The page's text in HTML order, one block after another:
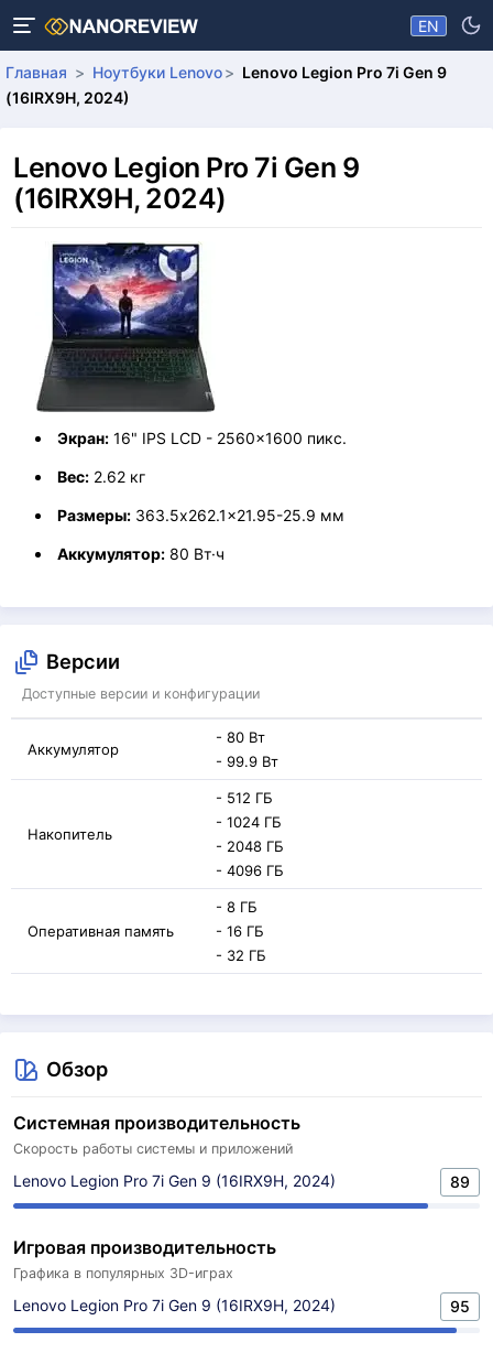
EN
Главная Ноутбуки Lenovo
Lenovo Legion Pro 7i Gen 9
(16IRX9H, 2024)
Lenovo Legion Pro 7i Gen 9
(16IRX9H, 2024)
Экран: 16" IPS LCD - 2560x1600 пикс.
Вес: 2.62 кг
Размеры: 363.5x262.1x21.95-25.9 мм
Аккумулятор: 80 Вт·ч
Версии
Доступные версии и конфигурации
Аккумулятор
- 80 Вт
- 99.9 Вт
Накопитель
- 512 ГБ
- 1024 ГБ
- 2048 ГБ
- 4096 ГБ
Оперативная память
- 8 ГБ
- 16 ГБ
- 32 ГБ
Обзор
Системная производительность
Скорость работы системы и приложений
Lenovo Legion Pro 7i Gen 9 (16IRX9H, 2024) 89
Игровая производительность
Графика в популярных 3D-играх
Lenovo Legion Pro 7i Gen 9 (16IRX9H, 2024) 95